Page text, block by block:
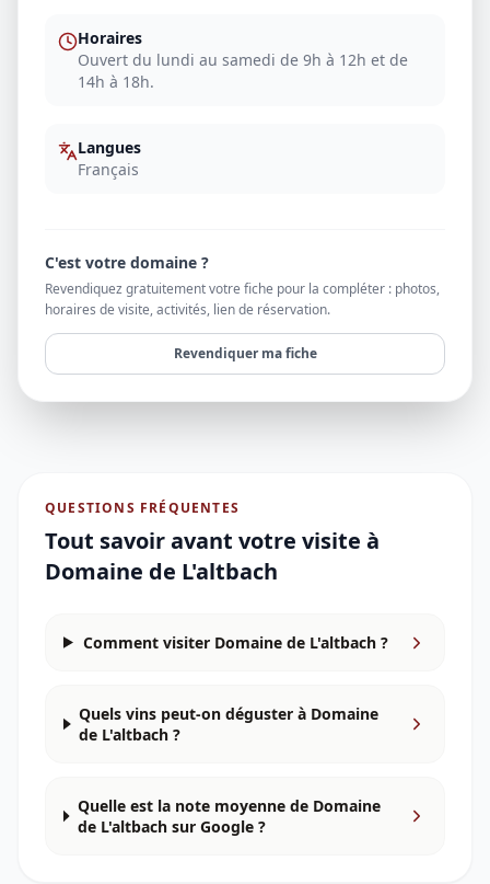
Horaires
Ouvert du lundi au samedi de 9h à 12h et de
14h à 18h.
Langues
Français
C'est votre domaine ?
Revendiquez gratuitement votre fiche pour la compléter : photos,
horaires de visite, activités, lien de réservation.
Revendiquer ma fiche
QUESTIONS FRÉQUENTES
Tout savoir avant votre visite à
Domaine de L'altbach
Comment visiter Domaine de L'altbach ?
Quels vins peut-on déguster à Domaine
de L'altbach ?
Quelle est la note moyenne de Domaine
de L'altbach sur Google ?